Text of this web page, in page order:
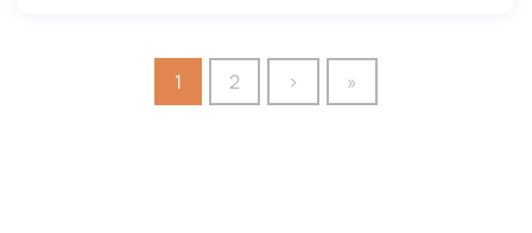
1 2 › »